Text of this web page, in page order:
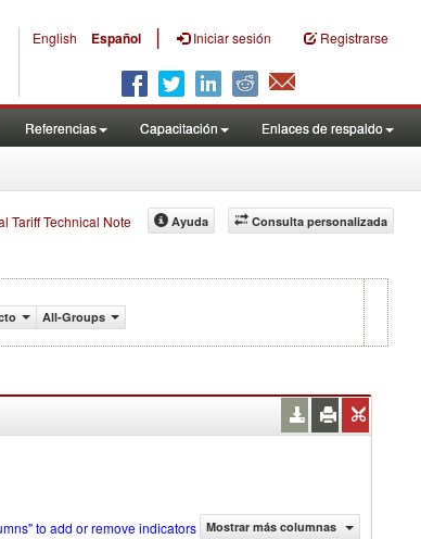
English Español | Iniciar sesión Registrarse
Referencias Capacitación Enlaces de respaldo
Tariff Technical Note Consulta personalizada
Ayuda
All-Groups
to add or remove indicators Mostrar más columnas